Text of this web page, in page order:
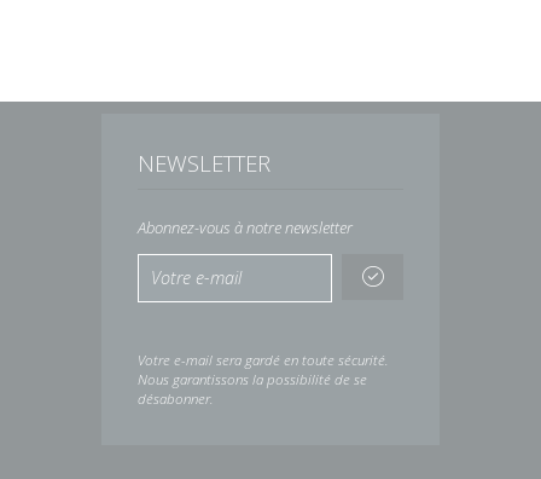
NEWSLETTER
Abonnez-vous à notre newsletter
Votre e-mail sera gardé en toute sécurité.
Nous garantissons la possibilité de se
désabonner.